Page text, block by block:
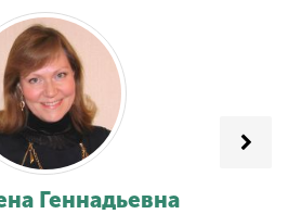
Геннадьевна